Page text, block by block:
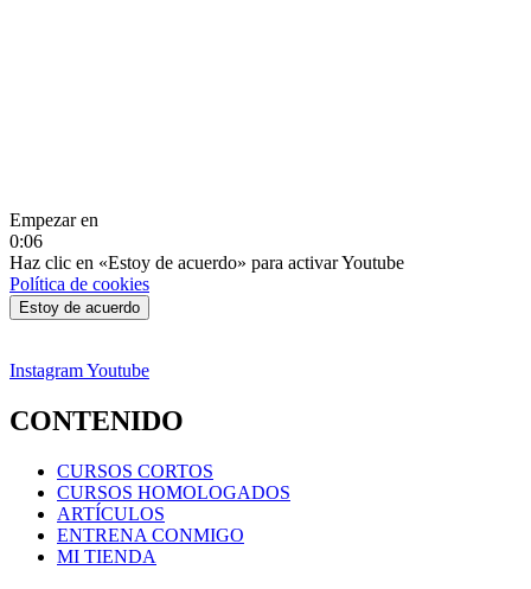
Empezar en
0:06
Haz clic en «Estoy de acuerdo» para activar Youtube
Política de cookies
Estoy de acuerdo
InstagramYoutube
CONTENIDO
CURSOS CORTOS
CURSOS HOMOLOGADOS
ARTÍCULOS
ENTRENA CONMIGO
MI TIENDA